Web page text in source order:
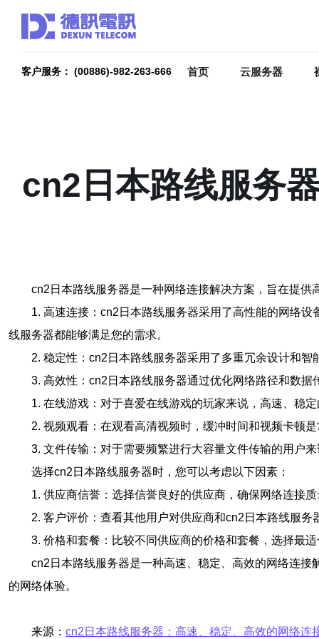
客户服务： (00886)-982-263-666 首页 云服务器
cn2日本路线服务
cn2日本路线服务器是一种网络连接解决方案，旨在提
1. 高速连接：cn2日本路线服务器采用了高性能的网络
线服务器都能够满足您的需求。
2. 稳定性：cn2日本路线服务器采用了多重冗余设计和
3. 高效性：cn2日本路线服务器通过优化网络路径和数
1. 在线游戏：对于喜爱在线游戏的玩家来说，高速、稳
2. 视频观看：在观看高清视频时，缓冲时间和视频卡顿
3. 文件传输：对于需要频繁进行大容量文件传输的用户
选择cn2日本路线服务器时，您可以考虑以下因素：
1. 供应商信誉：选择信誉良好的供应商，确保网络连接
2. 客户评价：查看其他用户对供应商和cn2日本路线服务
3. 价格和套餐：比较不同供应商的价格和套餐，选择最
cn2日本路线服务器是一种高速、稳定、高效的网络连
的网络体验。
来源： cn2日本路线服务器：高速、稳定、高效的网络连